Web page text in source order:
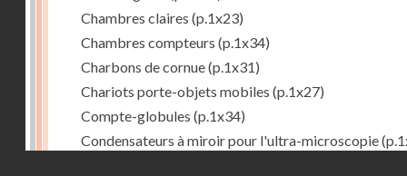
Chambres claires (p.1x23)
Chambres compteurs (p.1x34)
Charbons de cornue(p.1x31)
Chariots porte-objets mobiles (p.1x27)
Compte-globules (p.1x34)
Condensateurs à miroir pour l'ultra-microscopie